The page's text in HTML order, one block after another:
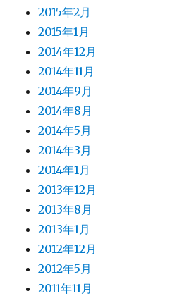
2015年2月
2015年1月
2014年12月
2014年11月
2014年9月
2014年8月
2014年5月
2014年3月
2014年1月
2013年12月
2013年8月
2013年1月
2012年12月
2012年5月
2011年11月